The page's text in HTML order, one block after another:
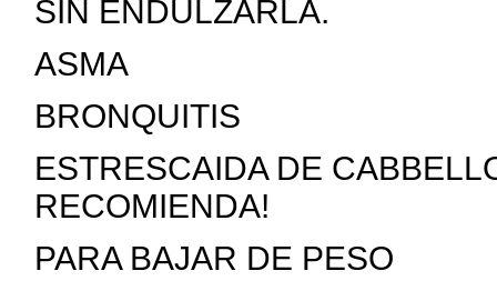
SIN ENDULZARLA.
BRONQUITIS
ESTRESCAIDA DE
RECOMIENDA!
PARA BAJAR DE PESO